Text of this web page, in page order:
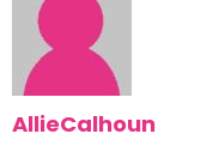
AllieCalhoun